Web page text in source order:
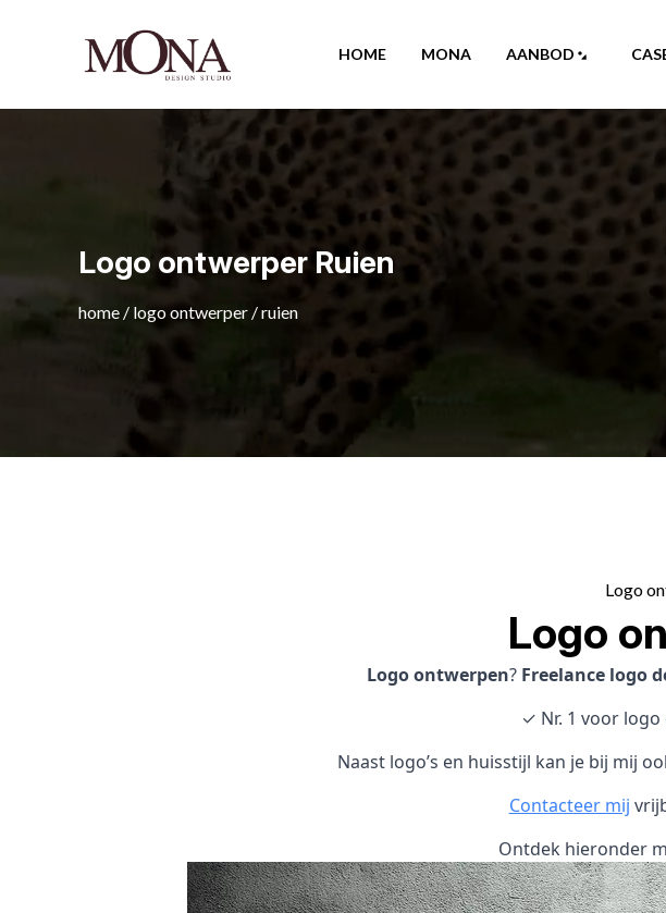
HOME MONA AANBOD
Logo ontwerper Ruien
home / logo ontwerper/ruien
Logo
Logo
Logo ontwerpen? Freelance logo
✓ Nr. 1 voor
Naast logo’s en huisstijl kan je bij mij
Contacteer mij
Ontdek hieronder